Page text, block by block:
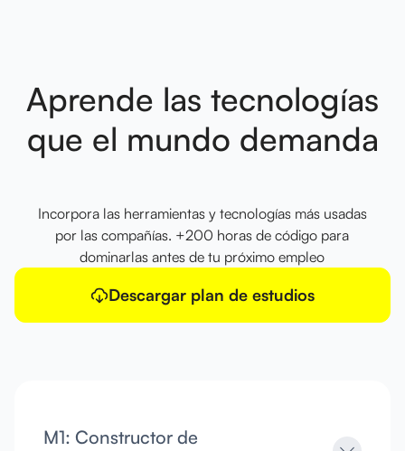
Aprende las tecnologías
que el mundo demanda
Incorpora las herramientas y tecnologías más usadas
por las compañías. +200 horas de código para
dominarlas antes de tu próximo empleo
Descargar plan de estudios
M1: Constructor de